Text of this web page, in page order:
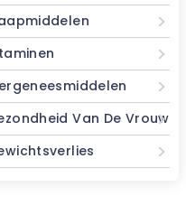
Van De Vrouw